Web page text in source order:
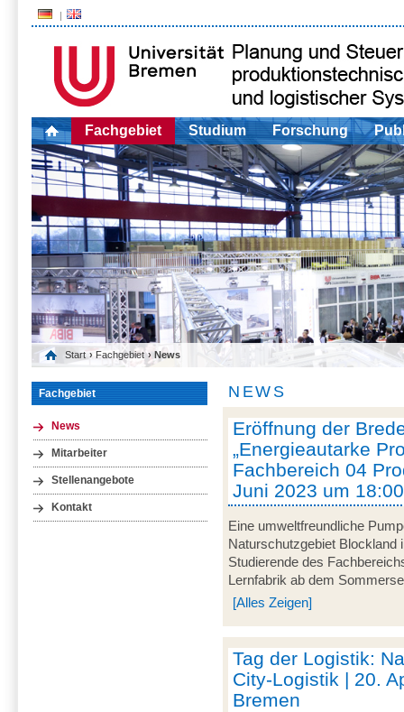
Fachgebiet Studium Forschung
Start › Fachgebiet › News
Fachgebiet
News
Mitarbeiter
Stellenangebote
Kontakt
NEWS
Eröffnung der
„Energieautarke
Fachbereich 04
Juni 2023 um
Eine umweltfreundliche
Naturschutzgebiet Blockland
Studierende des
Lernfabrik ab dem
[Alles Zeigen]
Tag der Logistik:
City-Logistik | 20.
Bremen